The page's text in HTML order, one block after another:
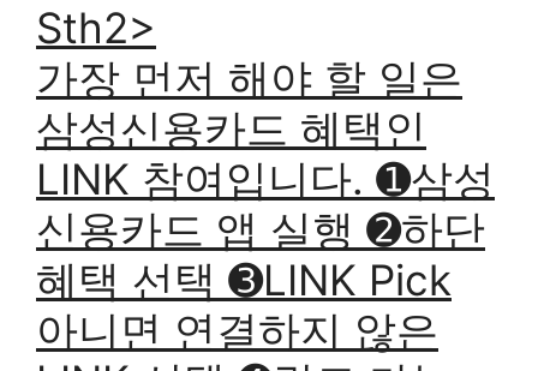
Sth2>
가장 먼저 해야 할 일은
삼성신용카드 혜택인
LINK 참여입니다. ➊삼성
신용카드 앱 실행 ➋하단
혜택 선택 ➌LINK Pick
아니면 연결하지 않은